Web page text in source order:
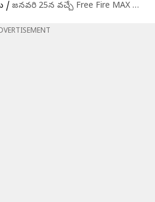
/ జనవరి 25న వచ్చే Free Fire MAX కోడ్స్ రీడీమ్ విధానం